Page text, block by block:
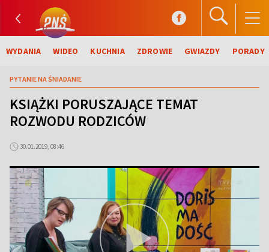
WYDANIA WIDEO KUCHNIA ZDROWIE GWIAZDY PORADY
PYTANIE NA ŚNIADANIE
KSIĄŻKI PORUSZAJĄCE TEMAT
ROZWODU RODZICÓW
30.01.2019, 08:46